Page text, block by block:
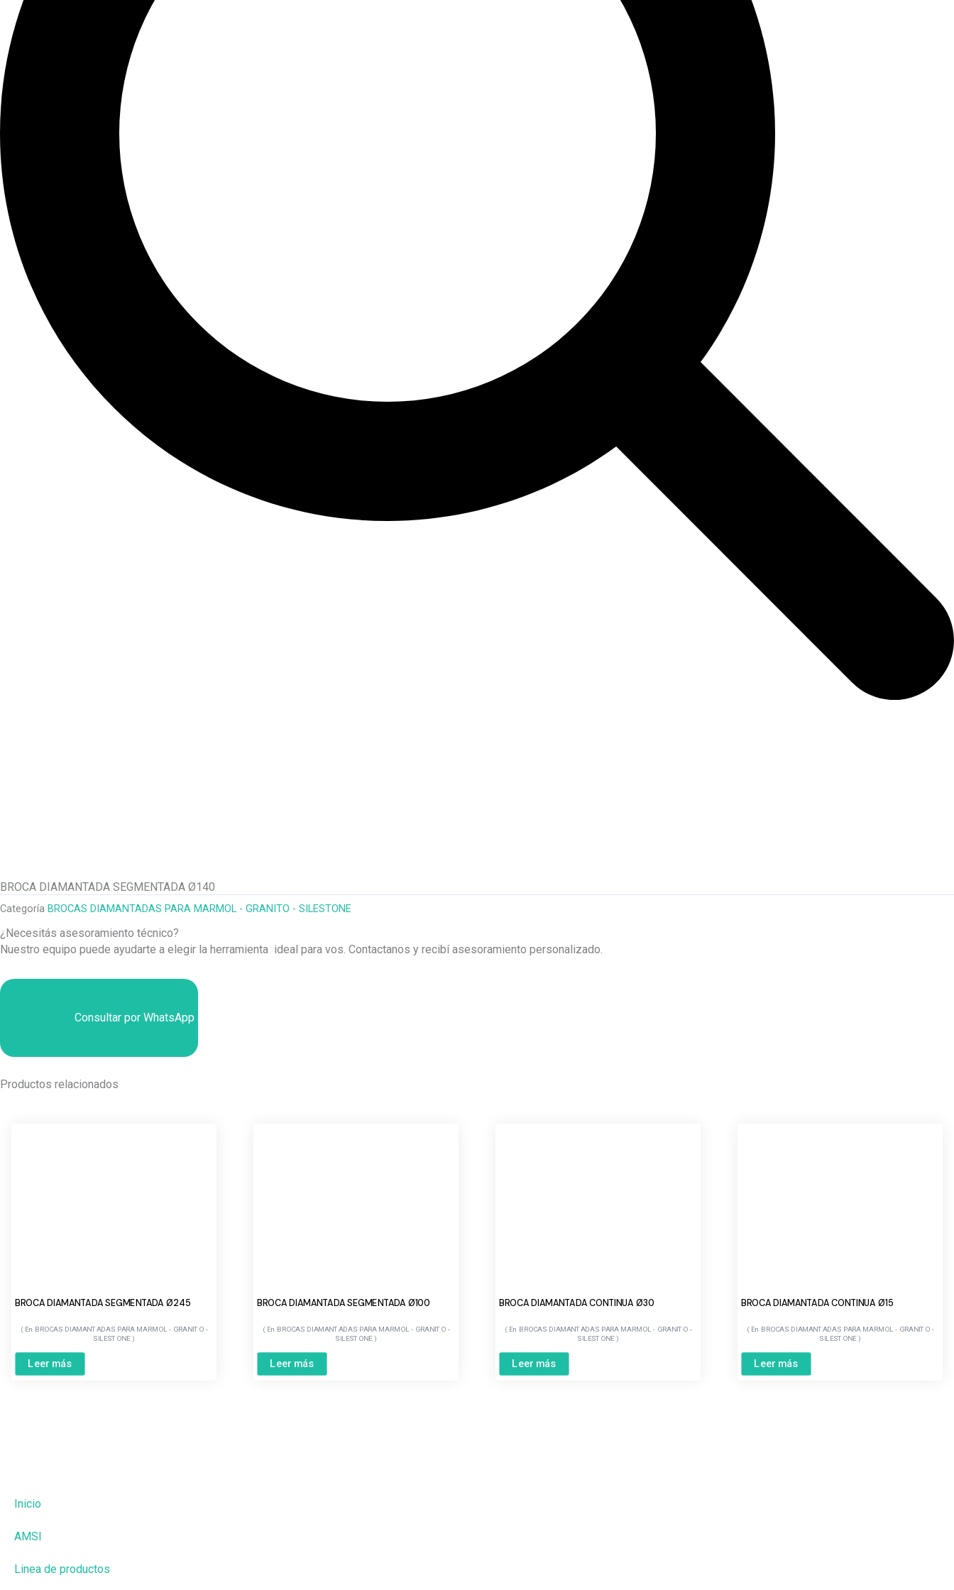
BROCA DIAMANTADA SEGMENTADA Ø140
Categoría BROCAS DIAMANTADAS PARA MARMOL - GRANITO - SILESTONE
¿Necesitás asesoramiento técnico?
Nuestro equipo puede ayudarte a elegir la herramienta ideal para vos. Contactanos y recibí asesoramiento personalizado.
Consultar por WhatsApp
Productos relacionados
BROCA DIAMANTADA SEGMENTADA Ø245
BROCAS DIAMANTADAS PARA MARMOL - GRANITO -
SILESTONE
Leer más
BROCA DIAMANTADA SEGMENTADA Ø100
BROCAS DIAMANTADAS PARA MARMOL - GRANITO -
SILESTONE
Leer más
BROCA DIAMANTADA CONTINUA Ø30
BROCAS DIAMANTADAS PARA MARMOL - GRANITO -
SILESTONE
Leer más
BROCA DIAMANTADA CONTINUA Ø15
BROCAS DIAMANTADAS PARA MARMOL - GRANITO -
SILESTONE
Leer más
Inicio
AMSI
Linea de productos